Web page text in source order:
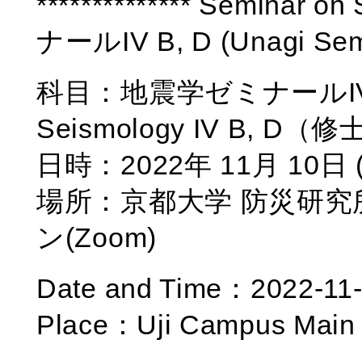
ナールIV B, D (Unagi
科目：地震学ゼミナール
Seismology IV B, D（修
日時：2022年 11月 10日
場所：京都大学 防災研
ン(Zoom)
Date and Time：2022-
Place：Uji Campus